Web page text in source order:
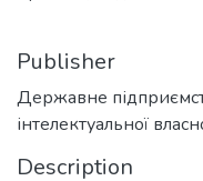
Publisher
Державне
інтелектуальної
Description